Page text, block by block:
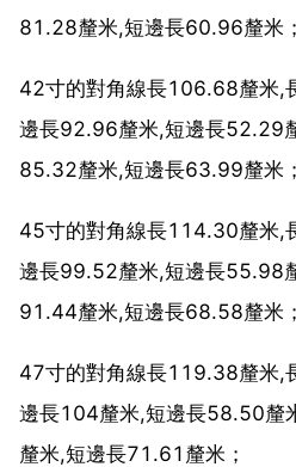
81.28釐米,短邊長60.96釐米；
42寸的對角線長106.68釐米,
邊長92.96釐米,短邊長52.29
85.32釐米,短邊長63.99釐米；
45寸的對角線長114.30釐米,
邊長99.52釐米,短邊長55.98
91.44釐米,短邊長68.58釐米；
47寸的對角線長119.38釐米,
邊長104釐米,短邊長58.50釐
釐米,短邊長71.61釐米；